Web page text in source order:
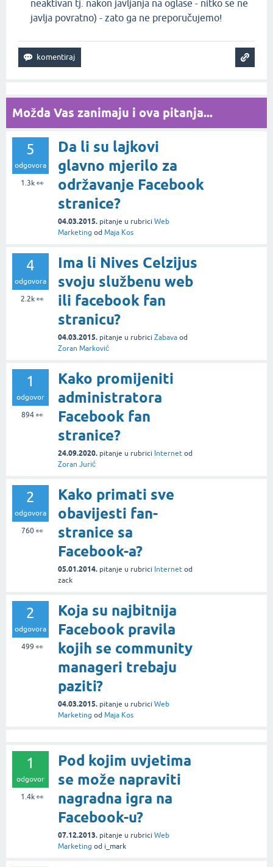
neaktivan tj. nakon javljanja na oglase - nitko se ne
javlja povratno) - zato ga ne preporučujemo!
Možda Vas zanimaju i ova pitanja...
5
odgovora
1.3k👀
Da li su lajkovi
glavno mjerilo za
održavanje Facebook
stranice?
04.03.2015. pitanje u rubrici Web
Marketing od Maja Kos
4
odgovora
2.2k👀
Ima li Nives Celzijus
svoju službenu web
ili facebook fan
stranicu?
04.03.2015. pitanje u rubrici Zabava od
Zoran Marković
1
odgovor
894👀
Kako promijeniti
administratora
Facebook fan
stranice?
24.09.2020. pitanje u rubrici Internet od
Zoran Jurić
2
odgovora
760👀
Kako primati sve
obavijesti fan-
stranice sa
Facebook-a?
05.01.2014. pitanje u rubrici Internet od
zack
2
odgovora
499 👀
Koja su najbitnija
Facebook pravila
kojih se community
manageri trebaju
paziti?
04.03.2015. pitanje u rubrici Web
Marketing od Maja Kos
1
odgovor
1.4k👀
Pod kojim uvjetima
se može napraviti
nagradna igra na
Facebook-u?
07.12.2013. pitanje u rubrici Web
Marketing od i_mark